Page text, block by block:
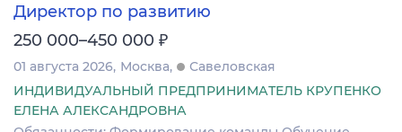
Директор по развитию
250 000–450 000 ₽
01 августа 2026 Москва
Савеловская
ИНДИВИДУАЛЬНЫЙ ПРЕДПРИНИМАТЕЛЬ КРУПЕНКО
ЕЛЕНА АЛЕКСАНДРОВНА